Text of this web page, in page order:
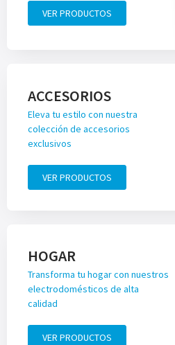
VER PRODUCTOS
ACCESORIOS
Eleva tu estilo con nuestra
colección de accesorios
exclusivos
VER PRODUCTOS
HOGAR
Transforma tu hogar con nuestros
electrodomésticos de alta
calidad
VER PRODUCTOS